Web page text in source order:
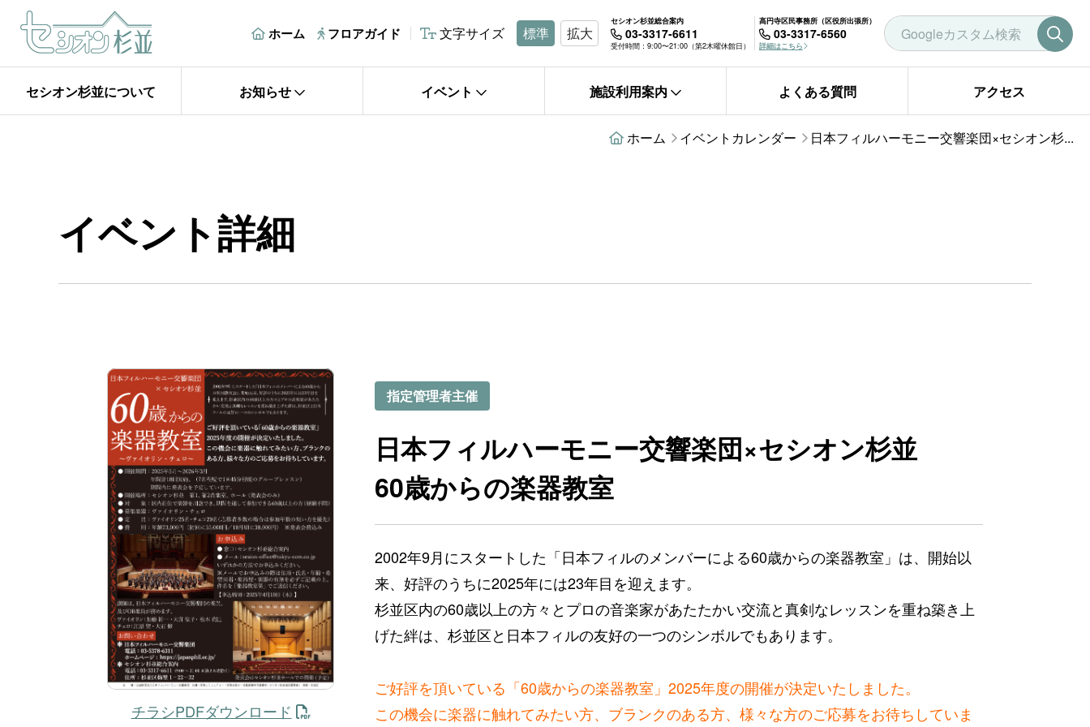
ホーム フロアガイド 文字サイズ 標準 拡大
セシオン杉並総合案内
03-3317-6611
受付時間：9:00〜21:00（第2木曜休館日）
高円寺区民事務所（区役所出張所）
03-3317-6560
詳細はこちら
セシオン杉並について お知らせ イベント 施設利用案内 よくある質問 アクセス
ホーム イベントカレンダー 日本フィルハーモニー交響楽団×セシオン杉...
イベント詳細
指定管理者主催
日本フィルハーモニー交響楽団×セシオン杉並
60歳からの楽器教室
2002年9月にスタートした「日本フィルのメンバーによる60歳からの楽器教室」は、開始以
来、好評のうちに2025年には23年目を迎えます。
杉並区内の60歳以上の方々とプロの音楽家があたたかい交流と真剣なレッスンを重ね築き上
げた絆は、杉並区と日本フィルの友好の一つのシンボルでもあります。
ご好評を頂いている「60歳からの楽器教室」2025年度の開催が決定いたしました。
この機会に楽器に触れてみたい方、ブランクのある方、様々な方のご応募をお待ちしていま
チラシPDFダウンロード